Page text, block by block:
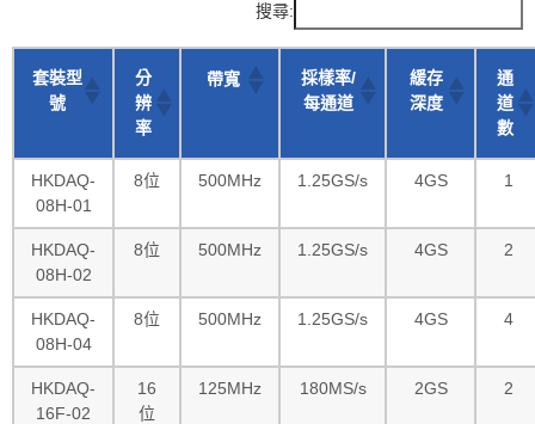
搜尋:
套裝型
號
分
辨
率
帶寬
採樣率/
每通道
緩存
深度
通
道
數
HKDAQ-
08H-01
8位 500MHz 1.25GS/s 4GS 1
HKDAQ-
08H-02
8位 500MHz 1.25GS/s 4GS 2
HKDAQ-
08H-04
8位 500MHz 1.25GS/s 4GS 4
HKDAQ-
16F-02
16
位
125MHz 180MS/s 2GS 2